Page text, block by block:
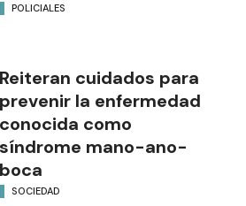
POLICIALES
Reiteran cuidados para
prevenir la enfermedad
conocida como
síndrome mano-ano-
boca
SOCIEDAD